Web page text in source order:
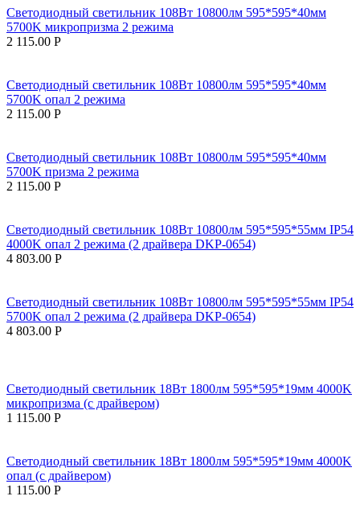
Светодиодный светильник 108Вт 10800лм 595*595*40мм
5700K микропризма 2 режима
2 115.00 Р
Светодиодный светильник 108Вт 10800лм 595*595*40мм
5700K опал 2 режима
2 115.00 Р
Светодиодный светильник 108Вт 10800лм 595*595*40мм
5700K призма 2 режима
2 115.00 Р
Светодиодный светильник 108Вт 10800лм 595*595*55мм IP54
4000K опал 2 режима (2 драйвера DKP-0654)
4 803.00 Р
Светодиодный светильник 108Вт 10800лм 595*595*55мм IP54
5700K опал 2 режима (2 драйвера DKP-0654)
4 803.00 Р
Светодиодный светильник 18Вт 1800лм 595*595*19мм 4000K
микропризма (с драйвером)
1 115.00 Р
Светодиодный светильник 18Вт 1800лм 595*595*19мм 4000K
опал (с драйвером)
1 115.00 Р